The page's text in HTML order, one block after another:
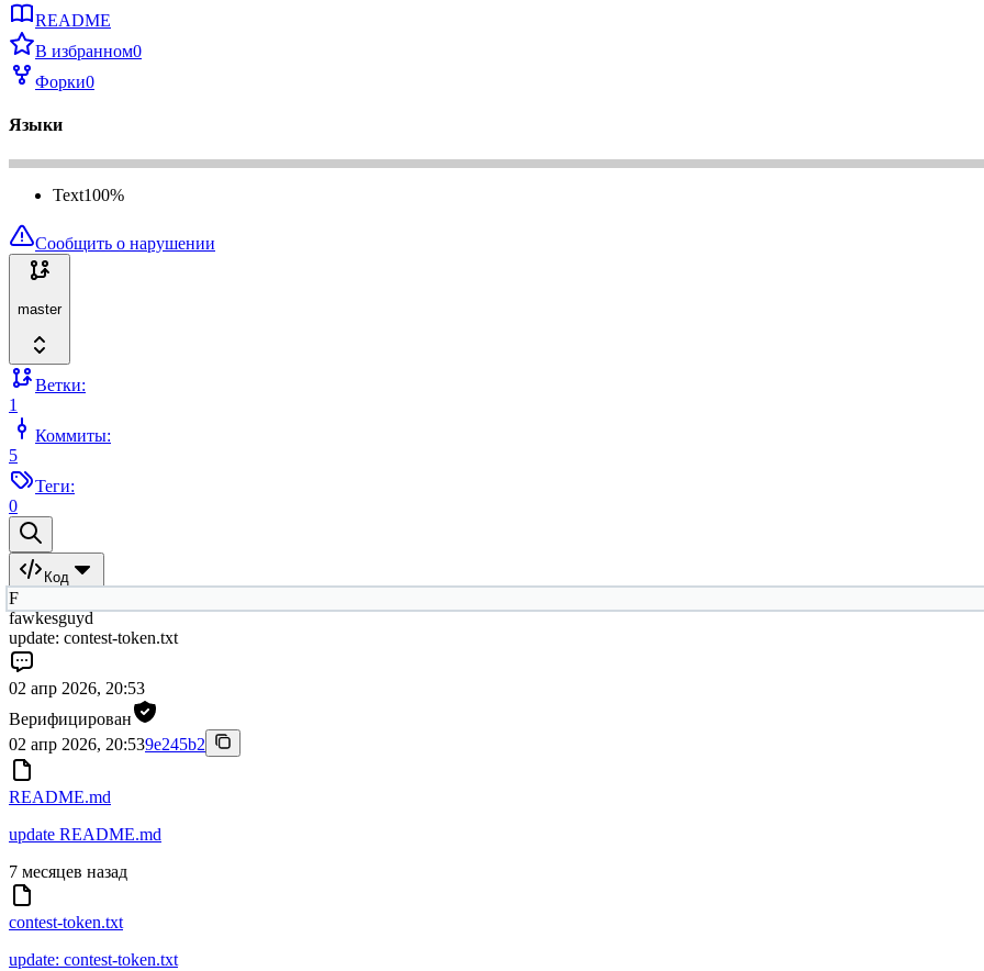
README
В избранном0
Форки0
Языки
Text100%
Сообщить о нарушении
master
Ветки:
1
Коммиты:
5
Теги:
0
Код
F
fawkesguyd
update: contest-token.txt
02 апр 2026, 20:53
Верифицирован
02 апр 2026, 20:539e245b2
README.md
update README.md
7 месяцев назад
contest-token.txt
update: contest-token.txt